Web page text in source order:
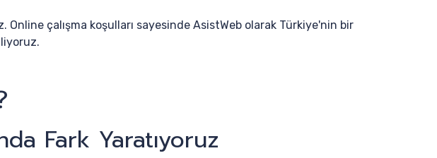
çalışma koşulları sayesinde AsistWeb olarak Türkiye'nin bir
Fark Yaratıyoruz